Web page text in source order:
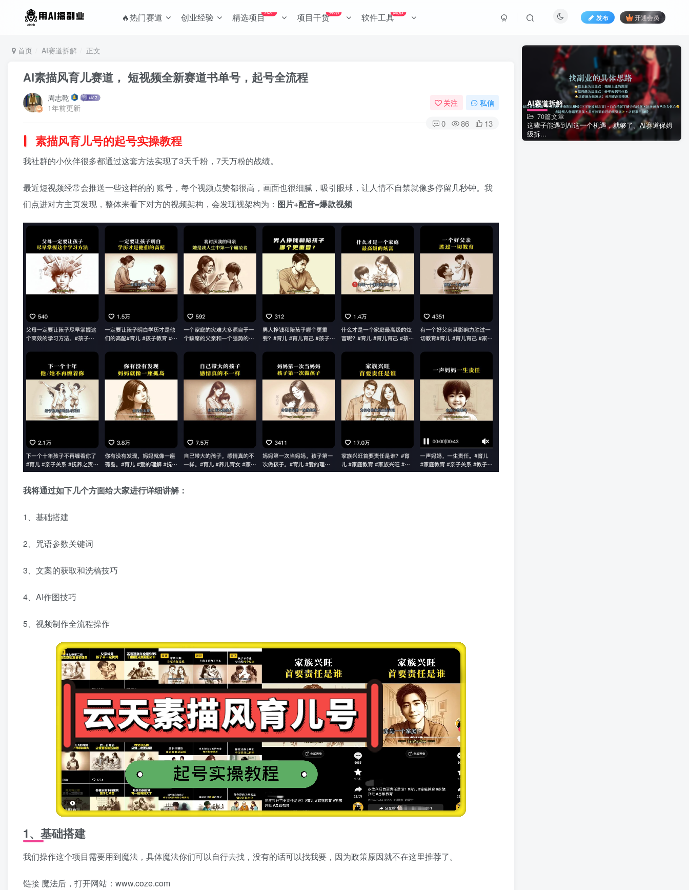
🔥热门赛道 创业经验 精选项目TOP 项目干货实用 软件工具高效
发布 开通会员
首页 AI赛道拆解 正文
AI素描风育儿赛道， 短视频全新赛道书单号，起号全流程
周志乾
1年前更新
关注 私信
0 86 13
素描风育儿号的起号实操教程
我社群的小伙伴很多都通过这套方法实现了3天千粉，7天万粉的战绩。
最近短视频经常会推送一些这样的的 账号，每个视频点赞都很高，画面也很细腻，吸引眼球，让人情不自禁就像多停留几秒钟。我
们点进对方主页发现，整体来看下对方的视频架构，会发现视架构为： 图片+配音=爆款视频
我将通过如下几个方面给大家进行详细讲解：
1、基础搭建
2、咒语参数关键词
3、文案的获取和洗稿技巧
4、AI作图技巧
5、视频制作全流程操作
1、基础搭建
我们操作这个项目需要用到魔法，具体魔法你们可以自行去找，没有的话可以找我要，因为政策原因就不在这里推荐了。
链接 魔法后，打开网站：www.coze.com
AI赛道拆解
70篇文章
这辈子能遇到AI这一个机遇，就够了。AI赛道保姆
级拆...